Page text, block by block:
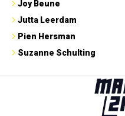
Joy Beune
Jutta Leerdam
Pien Hersman
Suzanne Schulting